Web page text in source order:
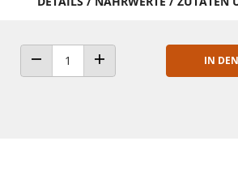
ANZAHL VERRINGERNANZAHL ERHÖHEN
IN